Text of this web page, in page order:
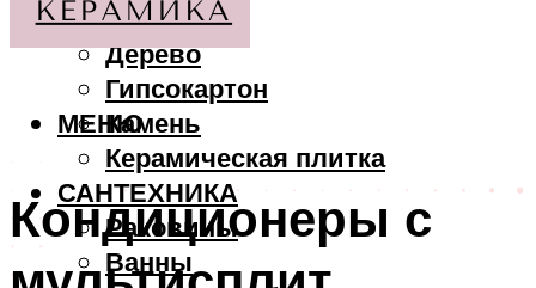
МАТЕРИАЛЫ
Дерево
Гипсокартон
Камень
Керамическая плитка
САНТЕХНИКА
Раковины
Ванны
МЕНЮ
Кондиционеры с